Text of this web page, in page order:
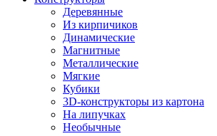
Деревянные
Из кирпичиков
Динамические
Магнитные
Металлические
Мягкие
Кубики
3D-конструкторы из картона
На липучках
Необычные